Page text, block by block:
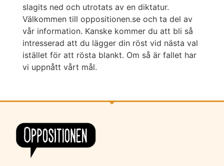
slagits ned och utrotats av en diktatur.
Välkommen till oppositionen.se och ta del av
vår information. Kanske kommer du att bli så
intresserad att du lägger din röst vid nästa val
istället för att rösta blankt. Om så är fallet har
vi uppnått vårt mål.